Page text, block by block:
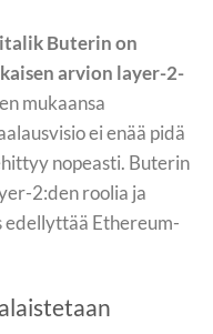
Buterin on
arvion layer-2-
mukaansa
ei enää pidä
nopeasti. Buterin
2:den roolia ja
edellyttää Ethereum-